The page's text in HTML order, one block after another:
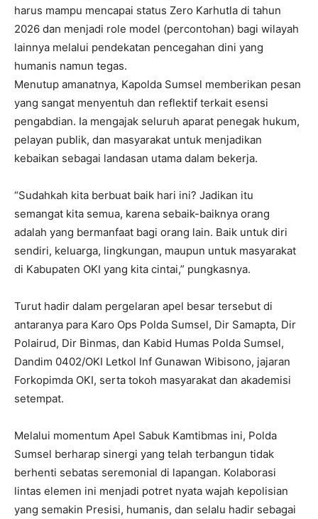
harus mampu mencapai status Zero Karhutla di tahun
2026 dan menjadi role model (percontohan) bagi wilayah
lainnya melalui pendekatan pencegahan dini yang
humanis namun tegas.
Menutup amanatnya, Kapolda Sumsel memberikan pesan
yang sangat menyentuh dan reflektif terkait esensi
pengabdian. Ia mengajak seluruh aparat penegak hukum,
pelayan publik, dan masyarakat untuk menjadikan
kebaikan sebagai landasan utama dalam bekerja.
“Sudahkah kita berbuat baik hari ini? Jadikan itu
semangat kita semua, karena sebaik-baiknya orang
adalah yang bermanfaat bagi orang lain. Baik untuk diri
sendiri, keluarga, lingkungan, maupun untuk masyarakat
di Kabupaten OKI yang kita cintai,” pungkasnya.
Turut hadir dalam pergelaran apel besar tersebut di
antaranya para Karo Ops Polda Sumsel, Dir Samapta, Dir
Polairud, Dir Binmas, dan Kabid Humas Polda Sumsel,
Dandim 0402/OKI Letkol Inf Gunawan Wibisono, jajaran
Forkopimda OKI, serta tokoh masyarakat dan akademisi
setempat.
Melalui momentum Apel Sabuk Kamtibmas ini, Polda
Sumsel berharap sinergi yang telah terbangun tidak
berhenti sebatas seremonial di lapangan. Kolaborasi
lintas elemen ini menjadi potret nyata wajah kepolisian
yang semakin Presisi, humanis, dan selalu hadir sebagai